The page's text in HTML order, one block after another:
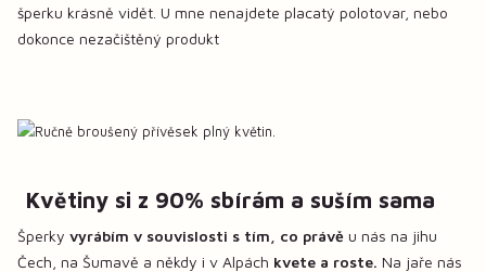
šperku krásně vidět. U mne nenajdete placatý polotovar, nebo
dokonce nezačištěný produkt
Květiny si z 90% sbírám a suším sama
Šperky vyrábím v souvislosti s tím, co právě u nás na jihu
Čech, na Šumavě a někdy i v Alpách kvete a roste. Na jaře nás